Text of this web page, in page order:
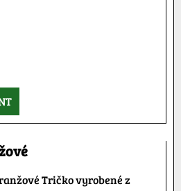
Tričko vyrobené z